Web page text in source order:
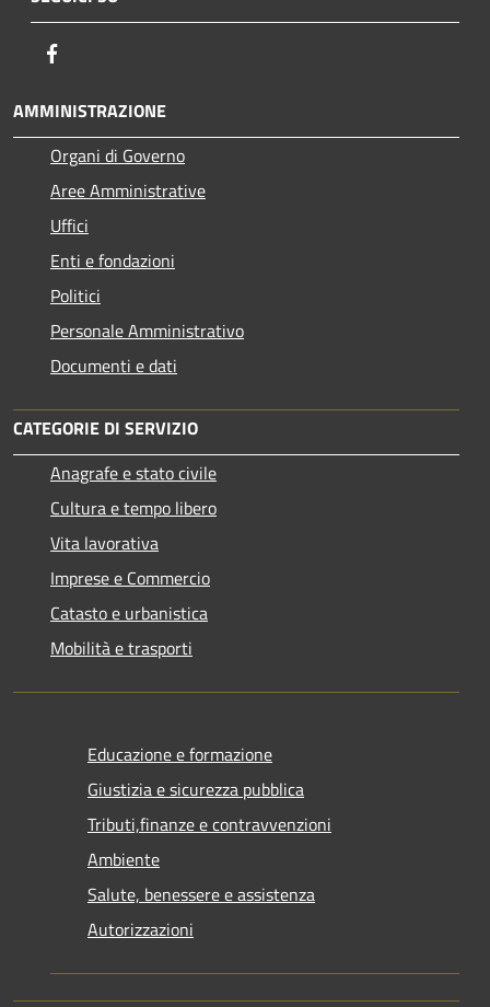
AMMINISTRAZIONE
Organi di Governo
Aree Amministrative
Uffici
Enti e fondazioni
Politici
Personale Amministrativo
Documenti e dati
CATEGORIE DI SERVIZIO
Anagrafe e stato civile
Cultura e tempo libero
Vita lavorativa
Imprese e Commercio
Catasto e urbanistica
Mobilità e trasporti
Educazione e formazione
Giustizia e sicurezza pubblica
Tributi,finanze e contravvenzioni
Ambiente
Salute, benessere e assistenza
Autorizzazioni